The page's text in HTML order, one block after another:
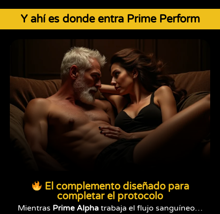
Y ahí es donde entra Prime Perform
El complemento diseñado para
completar el protocolo
Mientras Prime Alpha trabaja el flujo sanguíneo…